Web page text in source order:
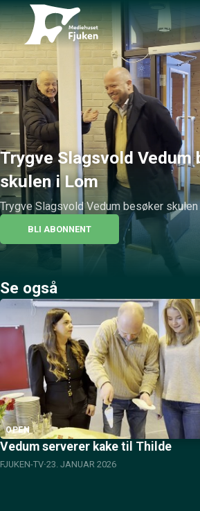
Trygve Slagsvold Vedum
skulen i Lom
Trygve Slagsvold Vedum besøker
BLI ABONNENT
Se også
OPEN
Vedum serverer kake til Thilde
FJUKEN-TV 23. JANUAR 2026